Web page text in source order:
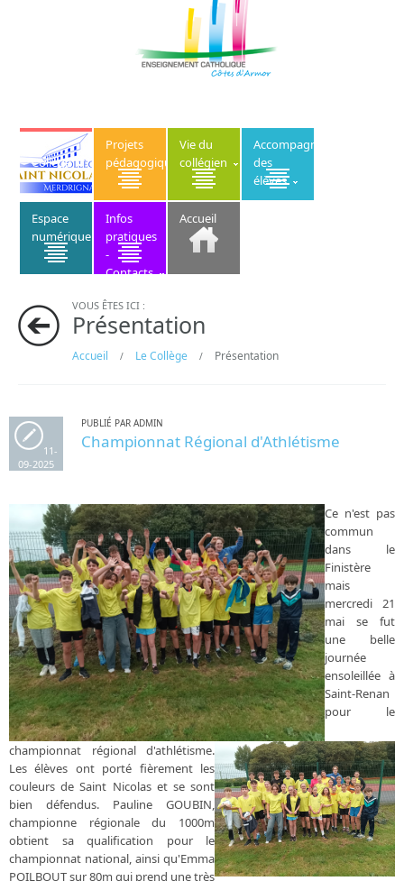
Collège
Projets
pédagogiques
Vie du
collégien
Accompagnement
des
élèves
Espace
numérique
Infos
pratiques
-
Contacts
Accueil
VOUS ÊTES ICI :
Présentation
Accueil / Le Collège / Présentation
11-
09-2025
PUBLIÉ PAR ADMIN
Championnat Régional d'Athlétisme
Ce n'est pas
commun
dans le
Finistère
mais
mercredi 21
mai se fut
une belle
journée
ensoleillée à
Saint-Renan
pour le
championnat régional d'athlétisme.
Les élèves ont porté fièrement les
couleurs de Saint Nicolas et se sont
bien défendus. Pauline GOUBIN,
championne régionale du 1000m
obtient sa qualification pour le
championnat national, ainsi qu'Emma
POILBOUT sur 80m qui prend une très